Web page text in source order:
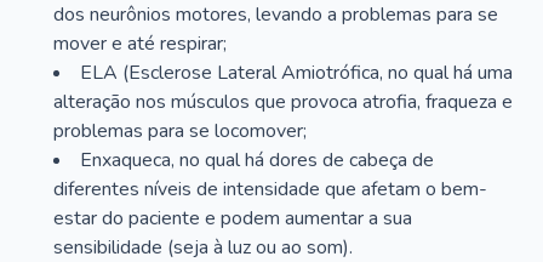
dos neurônios motores, levando a problemas para se
mover e até respirar;
ELA (Esclerose Lateral Amiotrófica, no qual há uma
alteração nos músculos que provoca atrofia, fraqueza e
problemas para se locomover;
Enxaqueca, no qual há dores de cabeça de
diferentes níveis de intensidade que afetam o bem-
estar do paciente e podem aumentar a sua
sensibilidade (seja à luz ou ao som).